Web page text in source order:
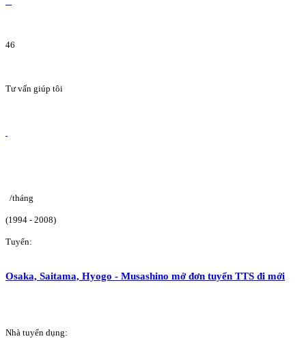
46
Tư vấn giúp tôi
/tháng
(1994 - 2008)
Tuyển:
Osaka, Saitama, Hyogo - Musashino mở đơn tuyển TTS đi mới
Nhà tuyển dụng: